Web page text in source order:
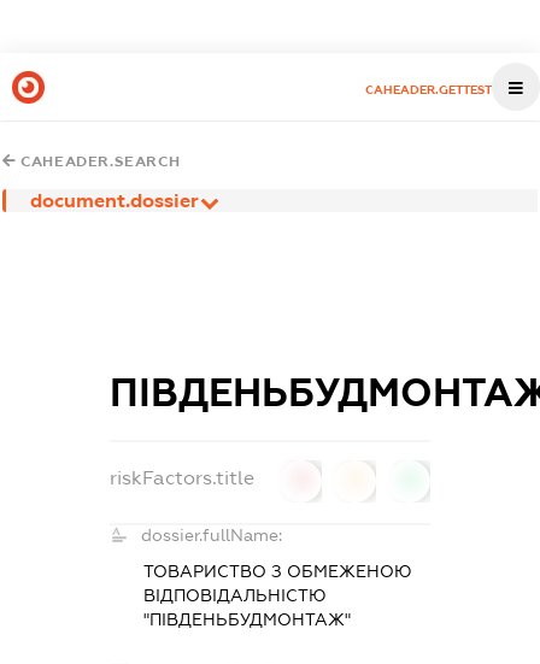
CAHEADER.GETTEST
CAHEADER.SEARCH
document.dossier
riskFactors.title
dossier.fullName:
ТОВАРИСТВО З ОБМЕЖЕНОЮ
ВІДПОВІДАЛЬНІСТЮ
"ПІВДЕНЬБУДМОНТАЖ"